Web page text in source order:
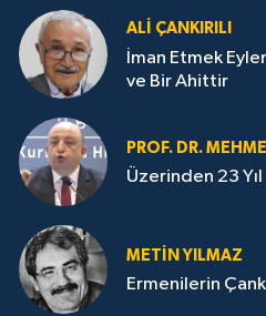
ALI ÇANKIRILI
İman Etmek
ve Bir Ahittir
PROF. DR.
Üzerinden 23
METIN YILMAZ
Ermenilerin